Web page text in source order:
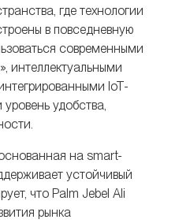
где технологии
в повседневную
современными
интеллектуальными
IoT-
удобства,
на smart-
устойчивый
что Palm Jebel Ali
рынка